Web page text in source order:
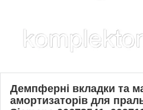
Демпферні вкладки та
амортизаторів для